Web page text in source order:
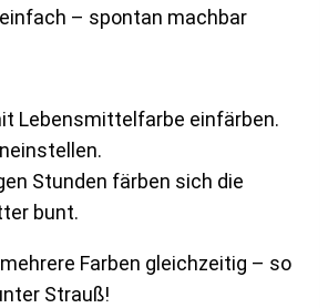
einfach – spontan machbar
Lebensmittelfarbe einfärben.
Stunden färben sich die
bunt.
Farben gleichzeitig – so
Strauß!